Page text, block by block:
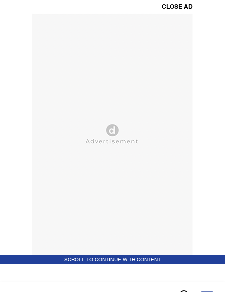
CLOSE AD
SCROLL TO CONTINUE WITH CONTENT